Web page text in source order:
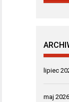
lipiec
maj 2026